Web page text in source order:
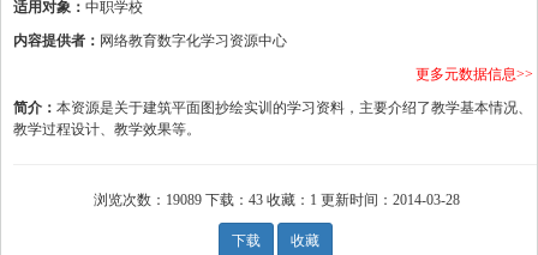
适用对象： 中职学校
内容提供者： 网络教育数字化学习资源中心
更多元数据信息>>
简介： 本资源是关于建筑平面图抄绘实训的学习资料，主要介绍了教学基本情况、
教学过程设计、教学效果等。
浏览次数： 19089 下载： 43 收藏： 1 更新时间： 2014-03-28
下载 收藏